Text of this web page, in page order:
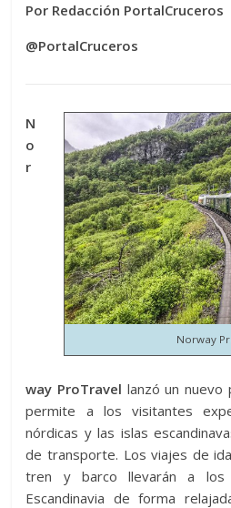
Por Redacción PortalCruceros
@PortalCruceros
Norway
N
o
r
way ProTravel lanzó un nuevo
permite a los visitantes
nórdicas y las islas
de transporte. Los viajes de
tren y barco llevarán a
Escandinavia de forma